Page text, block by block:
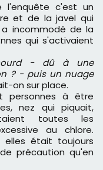
l'enquête c'est un
et de la javel qui
incommodé de la
qui s'activaient
- dû à une
? - puis un nuage
on sur place.
personnes à être
nez qui piquait,
toutes les
au chlore.
elles était toujours
précaution qu'en